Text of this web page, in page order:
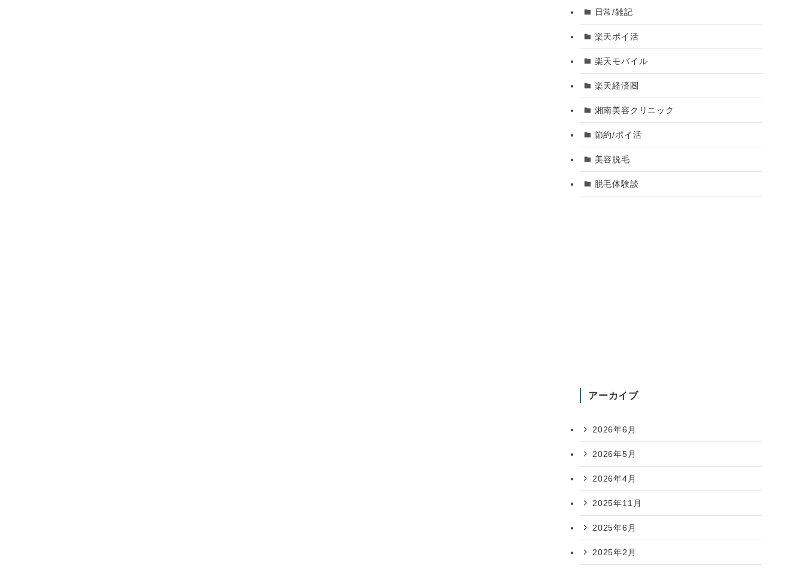
日常/雑記
楽天ポイ活
楽天モバイル
楽天経済圏
湘南美容クリニック
節約/ポイ活
美容脱毛
脱毛体験談
アーカイブ
2026年6月
2026年5月
2026年4月
2025年11月
2025年6月
2025年2月